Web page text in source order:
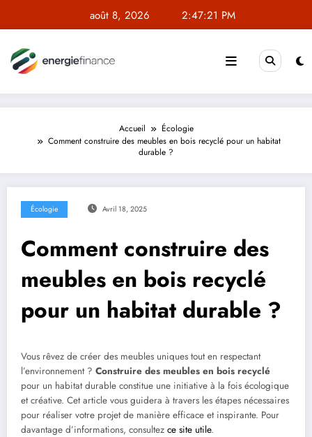
contenu
août 8, 2026 2:47:21 PM
Accueil
Écologie
Comment construire des meubles en bois recyclé pour un habitat
durable ?
Écologie Avril 18, 2025
Comment construire des
meubles en bois recyclé
pour un habitat durable ?
Vous rêvez de créer des meubles uniques tout en respectant
l’environnement ? Construire des meubles en bois recyclé
pour un habitat durable constitue une initiative à la fois écologique
et créative. Cet article vous guidera à travers les étapes nécessaires
pour réaliser votre projet de manière efficace et inspirante. Pour
davantage d’informations, consultez ce site utile.